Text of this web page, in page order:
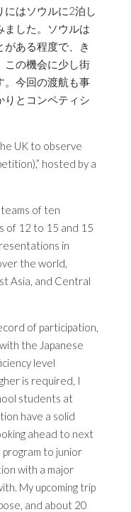
にはソウルに2泊し
ました。ソウルは
ある程度で、き
この機会に少し街
。今回の渡航も事
りとコンペティシ
UK to observe
hosted by a
of ten
of 12 to 15 and 15
in
the world,
Asia, and Central
of participation,
the Japanese
level
is required, I
students at
have a solid
ahead to next
program to junior
with a major
My upcoming trip
and about 20